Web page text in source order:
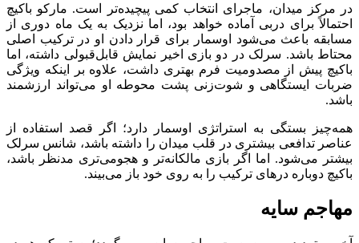
در مرکز میدان، ماجرای انتخاب کمی پیچیده‌تر است. مارکو باکیچ
احتمالاً برای دربی آماده خواهد بود، اما نزدیک به یک ماه دوری از
مسابقه باعث می‌شود اوسمار برای قرار دادن او در ترکیب اصلی
محتاط باشد. سرلک در دو بازی اخیر نمایش قابل‌قبولی داشته، اما
باکیچ پیش از مصدومیت فرم بهتری داشت، علاوه بر اینکه ویژگی
ضربات ایستگاهی و شوت‌زنی پشت محوطه او می‌تواند ارزشمند
باشد.
همه‌چیز بستگی به استراتژی اوسمار دارد؛ اگر قصد استفاده از
عناصر تدافعی بیشتری در قلب میدان را داشته باشد، شانس سرلک
بیشتر می‌شود. اما اگر بازی مالکانه‌تر و هجومی‌تری مدنظر باشد،
باکیچ دوباره درهای ترکیب را به روی خود باز می‌بیند.
مهاجم سایه